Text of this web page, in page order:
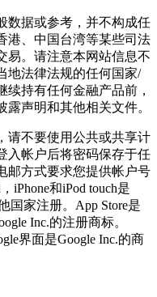
数据或参考，并不构成任
港、中国台湾等某些司法
易。请注意本网站信息不
地法律法规的任何国家/
持有任何金融产品前，
声明和其他相关文件。
请不要使用公共或共享计
入帐户后将密码保存于任
邮方式要求您提供帐户号
iPhone和iPod touch是
国家注册。App Store是
Inc.的注册商标。
界面是Google Inc.的商